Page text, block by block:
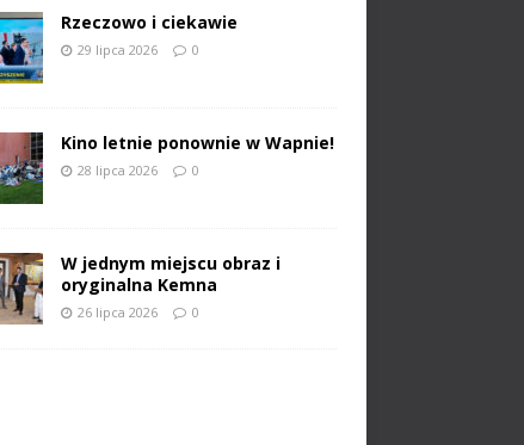
Rzeczowo i ciekawie
29 lipca 2026 0
Kino letnie ponownie w Wapnie!
28 lipca 2026 0
W jednym miejscu obraz i
oryginalna Kemna
26 lipca 2026 0